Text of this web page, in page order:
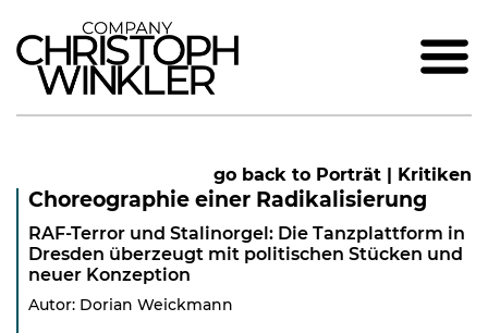
go back to Porträt | Kritiken
Choreographie einer Radikalisierung
RAF-Terror und Stalinorgel: Die Tanzplattform in
Dresden überzeugt mit politischen Stücken und
neuer Konzeption
Autor: Dorian Weickmann